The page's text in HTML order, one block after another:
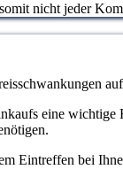
nicht jeder
eine
Eintreffen bei